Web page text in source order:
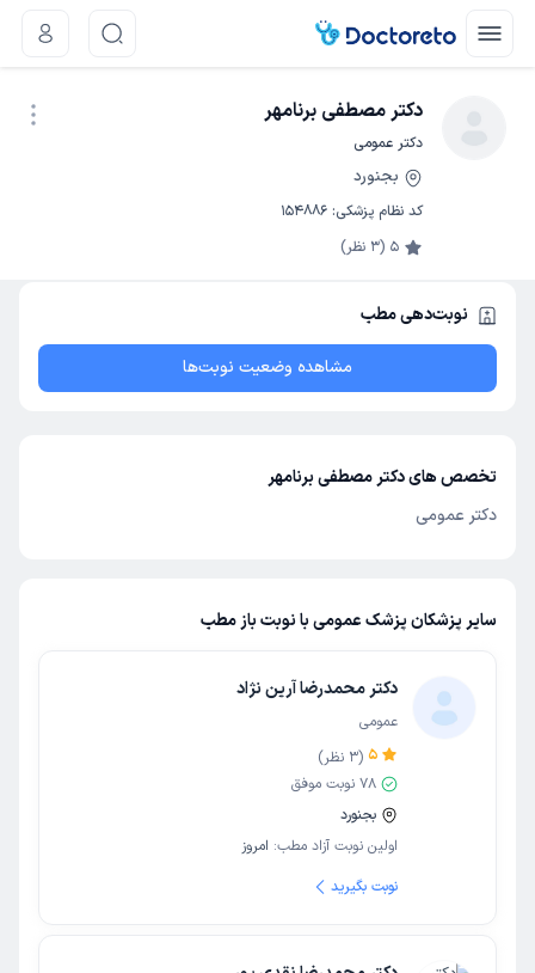
دکتر مصطفی برنامهر
دکتر عمومی
بجنورد
کد نظام پزشکی:
154886
5
(
3 نظر)
نوبت‌دهی مطب
مشاهده وضعیت نوبت‌ها
تخصص های دکتر مصطفی برنامهر
دکتر عمومی
سایر پزشکان پزشک عمومی با نوبت باز مطب
دکتر محمدرضا آرین نژاد
عمومی
5
(
3 نظر)
78 نوبت موفق
بجنورد
اولین نوبت آزاد مطب: امروز
نوبت بگیرید